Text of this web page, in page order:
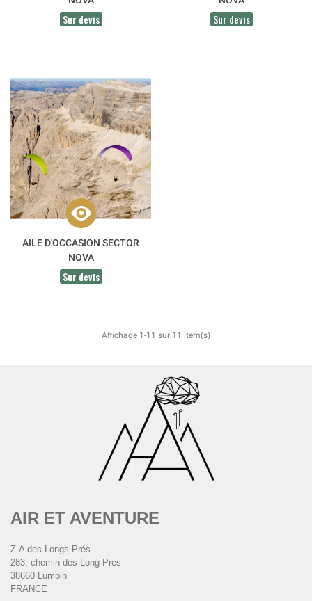
Sur devis Sur devis
AILE D'OCCASION SECTOR
NOVA
Sur devis
Affichage 1-11 sur 11 item(s)
AIR ET AVENTURE
Z.A des Longs Prés
283, chemin des Long Prés
38660 Lumbin
FRANCE